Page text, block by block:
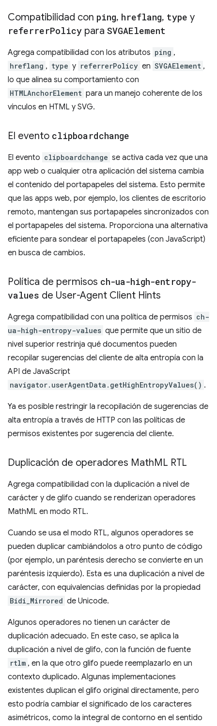
Compatibilidad con ping, hreflang, type y
referrerPolicy para SVGAElement
Agrega compatibilidad con los atributos ping ,
hreflang , type y referrerPolicy en SVGAElement ,
lo que alinea su comportamiento con
HTMLAnchorElement para un manejo coherente de los
vínculos en HTML y SVG.
El evento clipboardchange
El evento clipboardchange se activa cada vez que una
app web o cualquier otra aplicación del sistema cambia
el contenido del portapapeles del sistema. Esto permite
que las apps web, por ejemplo, los clientes de escritorio
remoto, mantengan sus portapapeles sincronizados con
el portapapeles del sistema. Proporciona una alternativa
eficiente para sondear el portapapeles (con JavaScript)
en busca de cambios.
Política de permisos ch-ua-high-entropy-
values de User-Agent Client Hints
Agrega compatibilidad con una política de permisos ch-
ua-high-entropy-values que permite que un sitio de
nivel superior restrinja qué documentos pueden
recopilar sugerencias del cliente de alta entropía con la
API de JavaScript
navigator.userAgentData.getHighEntropyValues() .
Ya es posible restringir la recopilación de sugerencias de
alta entropía a través de HTTP con las políticas de
permisos existentes por sugerencia del cliente.
Duplicación de operadores MathML RTL
Agrega compatibilidad con la duplicación a nivel de
carácter y de glifo cuando se renderizan operadores
MathML en modo RTL.
Cuando se usa el modo RTL, algunos operadores se
pueden duplicar cambiándolos a otro punto de código
(por ejemplo, un paréntesis derecho se convierte en un
paréntesis izquierdo). Esta es una duplicación a nivel de
carácter, con equivalencias definidas por la propiedad
Bidi_Mirrored de Unicode.
Algunos operadores no tienen un carácter de
duplicación adecuado. En este caso, se aplica la
duplicación a nivel de glifo, con la función de fuente
rtlm , en la que otro glifo puede reemplazarlo en un
contexto duplicado. Algunas implementaciones
existentes duplican el glifo original directamente, pero
esto podría cambiar el significado de los caracteres
asimétricos, como la integral de contorno en el sentido